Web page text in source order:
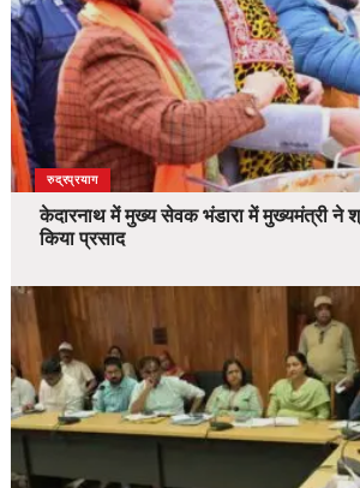
उत्तराखंड
देश
रुद्रप्रयाग
केदारनाथ में मुख्य सेवक भंडारा में मुख्यमंत्री ने
किया प्रसाद